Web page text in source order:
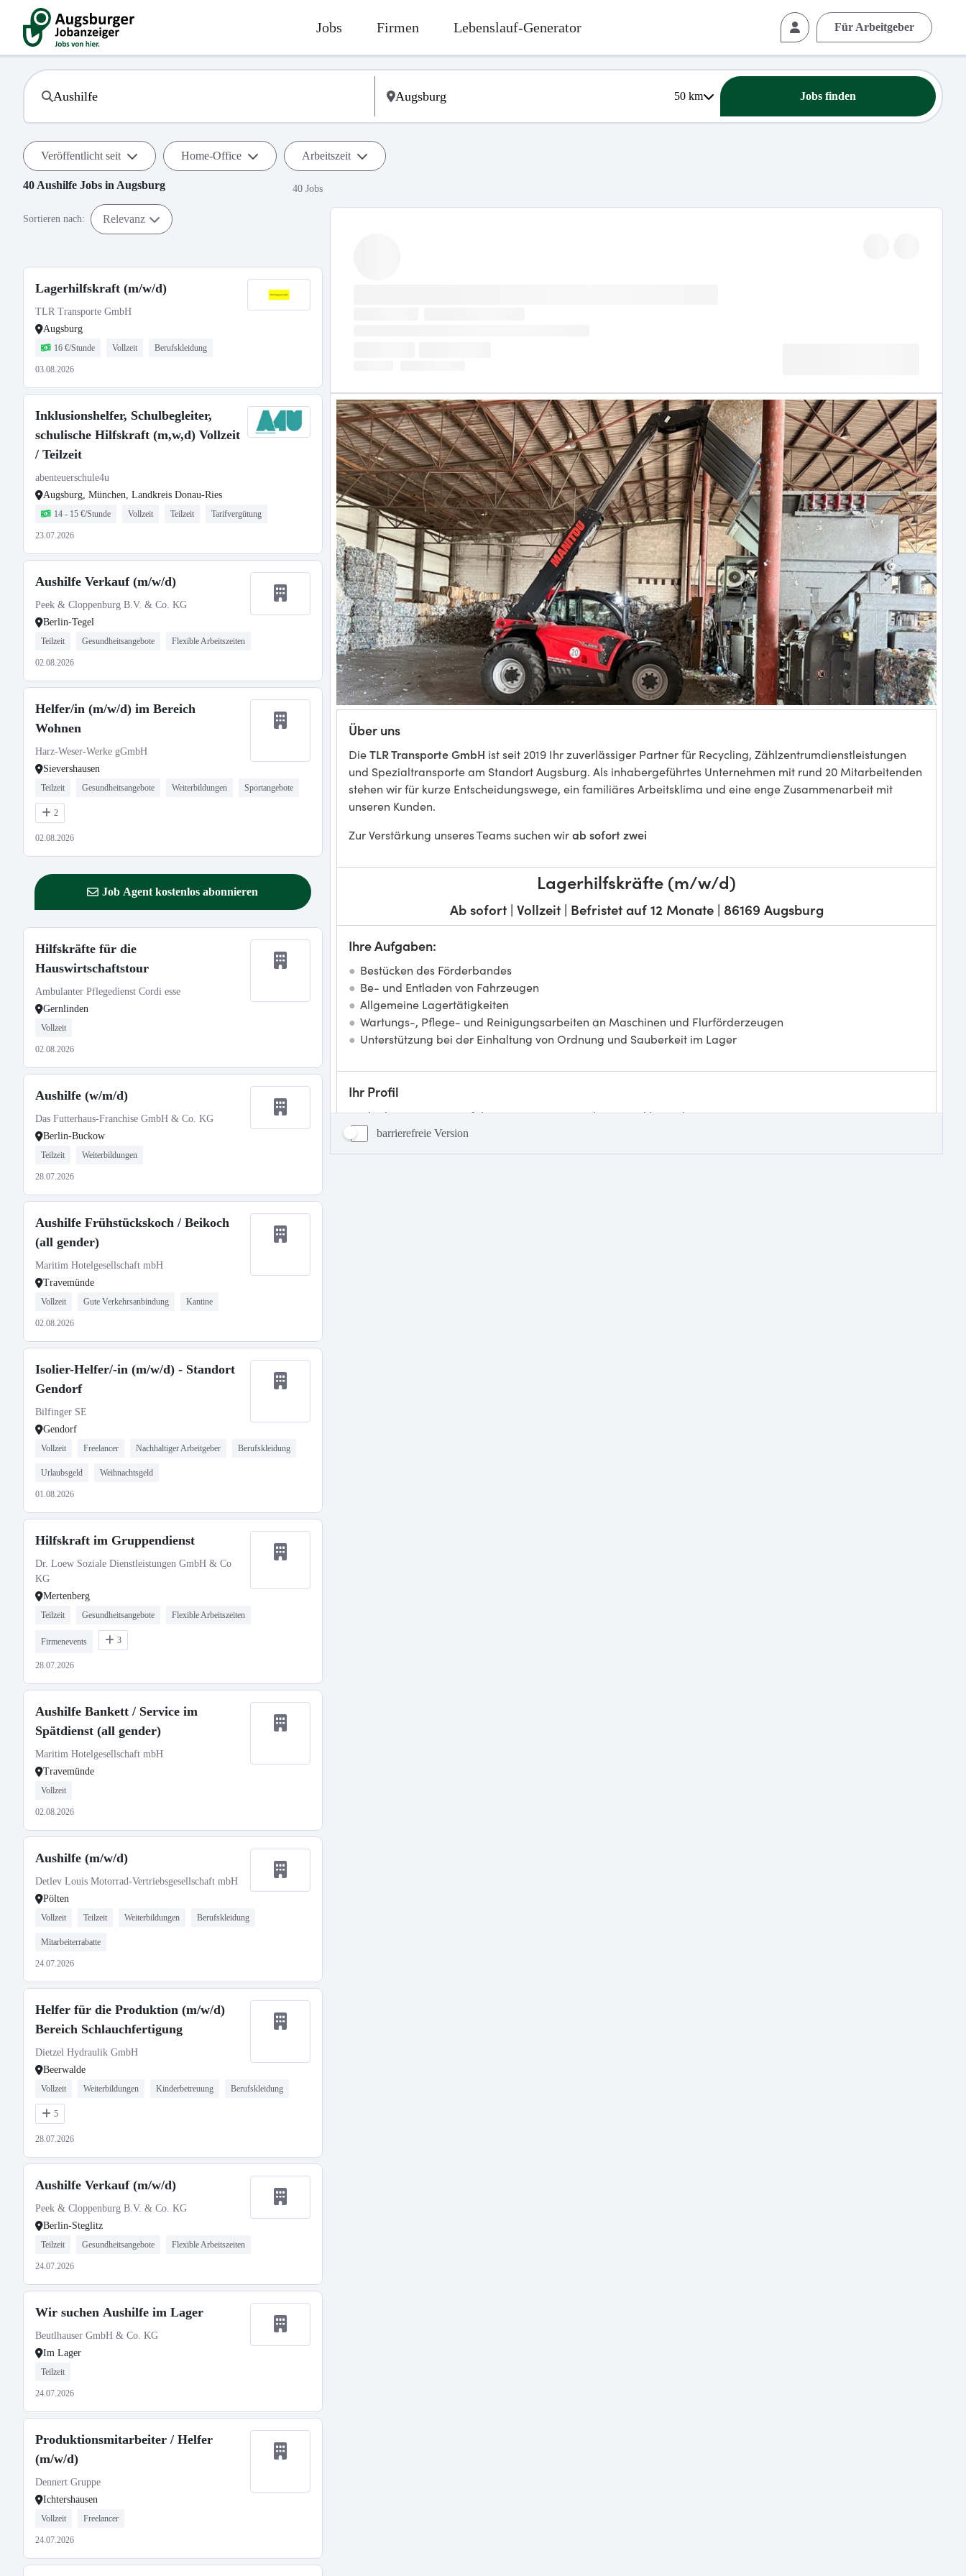
Jobs Firmen Lebenslauf-Generator Für Arbeitgeber
50km Jobs finden
Veröffentlicht seit Home-Office Arbeitszeit
40 Aushilfe Jobs in Augsburg 40 Jobs
Sortieren nach: Relevanz
Lagerhilfskraft (m/w/d)
TLR Transporte GmbH
Augsburg
16 €/Stunde Vollzeit Berufskleidung
03.08.2026
Inklusionshelfer, Schulbegleiter,
schulische Hilfskraft (m,w,d) Vollzeit
/ Teilzeit
abenteuerschule4u
Augsburg, München, Landkreis Donau-Ries
14 - 15 €/Stunde Vollzeit Teilzeit Tarifvergütung
23.07.2026
Aushilfe Verkauf (m/w/d)
Peek & Cloppenburg B.V. & Co. KG
Berlin-Tegel
Teilzeit Gesundheitsangebote Flexible Arbeitszeiten
02.08.2026
Helfer/in (m/w/d) im Bereich
Wohnen
Harz-Weser-Werke gGmbH
Sievershausen
Teilzeit Gesundheitsangebote Weiterbildungen Sportangebote
2
02.08.2026
Job Agent kostenlos abonnieren
Hilfskräfte für die
Hauswirtschaftstour
Ambulanter Pflegedienst Cordi esse
Gernlinden
Vollzeit
02.08.2026
Aushilfe (w/m/d)
Das Futterhaus-Franchise GmbH & Co. KG
Berlin-Buckow
Teilzeit Weiterbildungen
28.07.2026
Aushilfe Frühstückskoch / Beikoch
(all gender)
Maritim Hotelgesellschaft mbH
Travemünde
Vollzeit Gute Verkehrsanbindung Kantine
02.08.2026
Isolier-Helfer/-in (m/w/d) - Standort
Gendorf
Bilfinger SE
Gendorf
Vollzeit Freelancer Nachhaltiger Arbeitgeber Berufskleidung
Urlaubsgeld Weihnachtsgeld
01.08.2026
Hilfskraft im Gruppendienst
Dr. Loew Soziale Dienstleistungen GmbH & Co
KG
Mertenberg
Teilzeit Gesundheitsangebote Flexible Arbeitszeiten
Firmenevents 3
28.07.2026
Aushilfe Bankett / Service im
Spätdienst (all gender)
Maritim Hotelgesellschaft mbH
Travemünde
Vollzeit
02.08.2026
Aushilfe (m/w/d)
Detlev Louis Motorrad-Vertriebsgesellschaft mbH
Pölten
Vollzeit Teilzeit Weiterbildungen Berufskleidung
Mitarbeiterrabatte
24.07.2026
Helfer für die Produktion (m/w/d)
Bereich Schlauchfertigung
Dietzel Hydraulik GmbH
Beerwalde
Vollzeit Weiterbildungen Kinderbetreuung Berufskleidung
5
28.07.2026
Aushilfe Verkauf (m/w/d)
Peek & Cloppenburg B.V. & Co. KG
Berlin-Steglitz
Teilzeit Gesundheitsangebote Flexible Arbeitszeiten
24.07.2026
Wir suchen Aushilfe im Lager
Beutlhauser GmbH & Co. KG
Im Lager
Teilzeit
24.07.2026
Produktionsmitarbeiter / Helfer
(m/w/d)
Dennert Gruppe
Ichtershausen
Vollzeit Freelancer
24.07.2026
barrierefreie Version